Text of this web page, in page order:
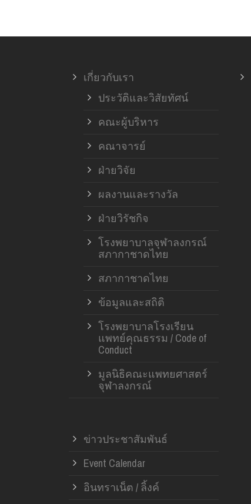
เกี่ยวกับเรา
ประวัติและวิสัยทัศน์
คณะผู้บริหาร
คณาจารย์
ฝ่ายวิจัย
ผลงานและรางวัล
ฝ่ายวิรัชกิจ
โรงพยาบาลจุฬาลงกรณ์
สภากาชาดไทย
สภากาชาดไทย
ข้อมูลและสถิติ
โรงพยาบาลโรงเรียน
แพทย์คุณธรรม / Code of
Conduct
มูลนิธิคณะแพทยศาสตร์
จุฬาลงกรณ์
ข่าวประชาสัมพันธ์
Event Calendar
อินทราเน็ต / ลิ้งค์